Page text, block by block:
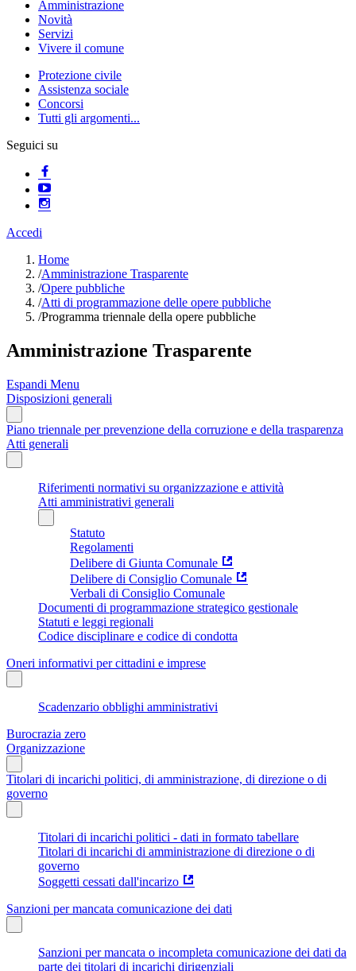
Amministrazione
Novità
Servizi
Vivere il comune
Protezione civile
Assistenza sociale
Concorsi
Tutti gli argomenti...
Seguici su
Accedi
Home
/Amministrazione Trasparente
/Opere pubbliche
/Atti di programmazione delle opere pubbliche
/Programma triennale della opere pubbliche
Amministrazione Trasparente
Espandi Menu
Disposizioni generali
Piano triennale per prevenzione della corruzione e della trasparenza
Atti generali
Riferimenti normativi su organizzazione e attività
Atti amministrativi generali
Statuto
Regolamenti
Delibere di Giunta Comunale
Delibere di Consiglio Comunale
Verbali di Consiglio Comunale
Documenti di programmazione strategico gestionale
Statuti e leggi regionali
Codice disciplinare e codice di condotta
Oneri informativi per cittadini e imprese
Scadenzario obblighi amministrativi
Burocrazia zero
Organizzazione
Titolari di incarichi politici, di amministrazione, di direzione o di
governo
Titolari di incarichi politici - dati in formato tabellare
Titolari di incarichi di amministrazione di direzione o di
governo
Soggetti cessati dall'incarizo
Sanzioni per mancata comunicazione dei dati
Sanzioni per mancata o incompleta comunicazione dei dati da
parte dei titolari di incarichi dirigenziali